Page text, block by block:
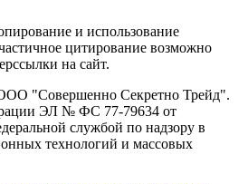
и использование
цитирование возможно
на сайт.
"Совершенно Секретно Трейд".
ЭЛ № ФС 77-79634 от
службой по надзору в
технологий и массовых